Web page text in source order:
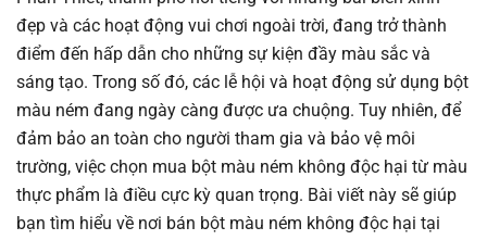
đẹp và các hoạt động vui chơi ngoài trời, đang trở thành
điểm đến hấp dẫn cho những sự kiện đầy màu sắc và
sáng tạo. Trong số đó, các lễ hội và hoạt động sử dụng bột
màu ném đang ngày càng được ưa chuộng. Tuy nhiên, để
đảm bảo an toàn cho người tham gia và bảo vệ môi
trường, việc chọn mua bột màu ném không độc hại từ màu
thực phẩm là điều cực kỳ quan trọng. Bài viết này sẽ giúp
bạn tìm hiểu về nơi bán bột màu ném không độc hại tại